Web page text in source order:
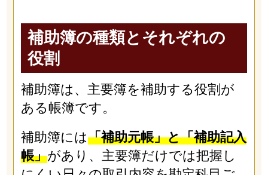
補助簿の種類とそれぞれの
役割
補助簿は、主要簿を補助する役割が
ある帳簿です。
補助簿には「補助元帳」と「補助記入
帳」があり、主要簿だけでは把握し